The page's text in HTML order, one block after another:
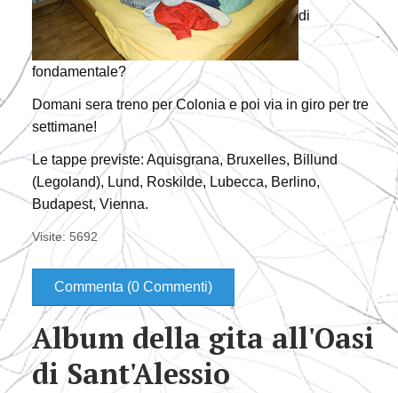
di
fondamentale?
Domani sera treno per Colonia e poi via in giro per tre
settimane!
Le tappe previste: Aquisgrana, Bruxelles, Billund
(Legoland), Lund, Roskilde, Lubecca, Berlino,
Budapest, Vienna.
Visite: 5692
Commenta (0 Commenti)
Album della gita all'Oasi
di Sant'Alessio